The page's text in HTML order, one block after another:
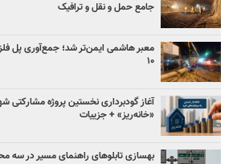
جامع حمل و نقل و ترافیک
معبر هاشمی ایمن‌تر شد؛ جمع‌آوری پل
۱۰
آغاز گودبرداری نخستین پروژه مشارکتی
«خانه‌ریز» + جزییات
بهسازی تابلوهای راهنمای مسیر در سه